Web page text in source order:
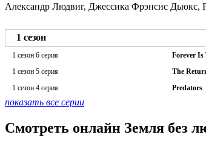
Александр Людвиг, Джессика Фрэнсис Дьюкс,
1 сезон
1 сезон 6 серия
Forever Is
1 сезон 5 серия
The
1 сезон 4 серия
Predators
показать все серии
Смотреть онлайн Земля без